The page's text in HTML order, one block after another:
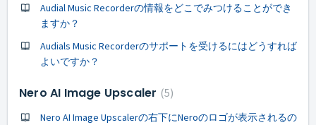
Audial Music Recorderの情報をどこでみつけることができ
ますか？
Audials Music Recorderのサポートを受けるにはどうすれば
よいですか？
Nero AI Image Upscaler 5
Nero AI Image Upscalerの右下にNeroのロゴが表示されるの